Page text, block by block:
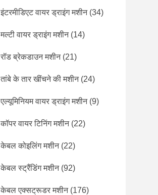
इंटरमीडिएट वायर ड्राइंग मशीन(34)
मल्टी वायर ड्राइंग मशीन(14)
रॉड ब्रेकडाउन मशीन(21)
तांबे के तार खींचने की मशीन(24)
एल्यूमिनियम वायर ड्राइंग मशीन(9)
कॉपर वायर टिनिंग मशीन(22)
केबल कोइलिंग मशीन(22)
केबल स्ट्रैंडिंग मशीन(92)
केबल एक्सट्रूडर मशीन(176)